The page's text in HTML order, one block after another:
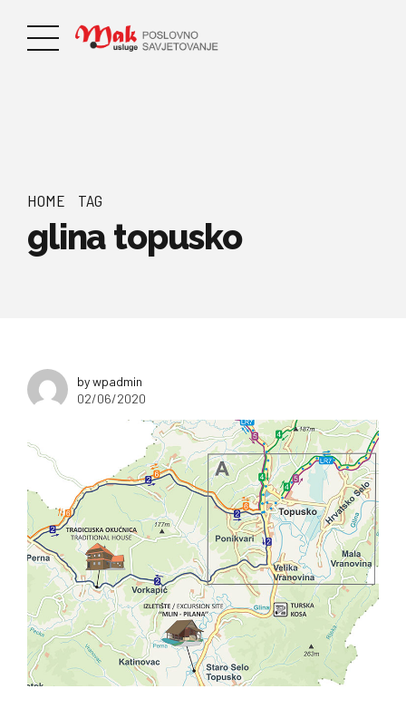
HOME TAG
glina topusko
by wpadmin
02/06/2020